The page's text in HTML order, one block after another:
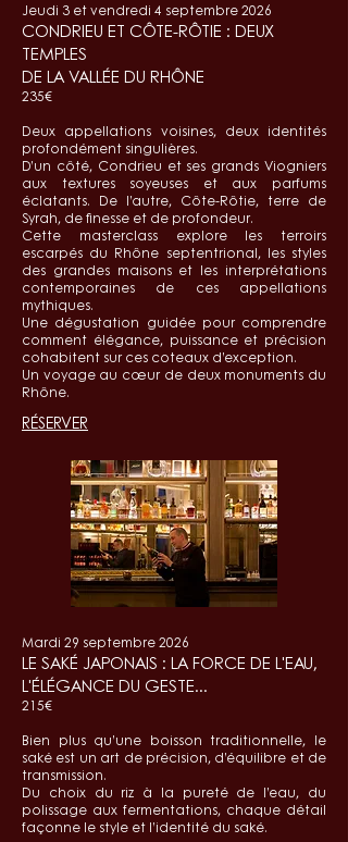
Jeudi 3 et vendredi 4 septembre 2026
CONDRIEU ET CÔTE-RÔTIE : DEUX
TEMPLES
DE LA VALLÉE DU RHÔNE
235€
Deux appellations voisines, deux identités
profondément singulières.
D’un côté, Condrieu et ses grands Viogniers
aux textures soyeuses et aux parfums
éclatants. De l’autre, Côte-Rôtie, terre de
Syrah, de finesse et de profondeur.
Cette masterclass explore les terroirs
escarpés du Rhône septentrional, les styles
des grandes maisons et les interprétations
contemporaines de ces appellations
mythiques.
Une dégustation guidée pour comprendre
comment élégance, puissance et précision
cohabitent sur ces coteaux d’exception.
Un voyage au cœur de deux monuments du
Rhône.
RÉSERVER
Mardi 29 septembre 2026
LE SAKÉ JAPONAIS : LA FORCE DE L'EAU,
L'ÉLÉGANCE DU GESTE...
215€
Bien plus qu’une boisson traditionnelle, le
saké est un art de précision, d’équilibre et de
transmission.
Du choix du riz à la pureté de l’eau, du
polissage aux fermentations, chaque détail
façonne le style et l’identité du saké.